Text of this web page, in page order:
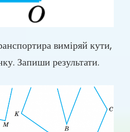
виміряй кути,
Запиши результати.